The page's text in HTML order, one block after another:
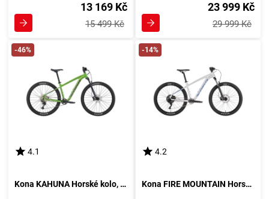
13 169 Kč
15 499 Kč
23 999 Kč
29 999 Kč
-46%
4.1
Kona KAHUNA Horské kolo, zelená
-14%
4.2
Kona FIRE MOUNTAIN Horské kolo, stříbrná